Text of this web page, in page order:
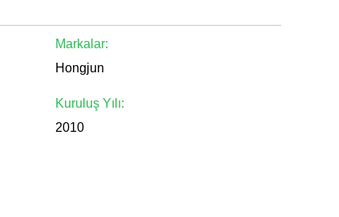
Markalar:
Hongjun
Kuruluş Yılı:
2010